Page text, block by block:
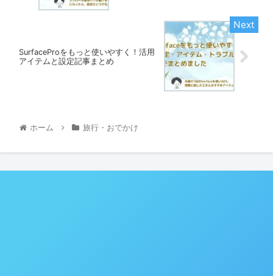
SurfaceProをもっと使いやすく！活用
アイテムと設定記事まとめ
ホーム 旅行・おでかけ